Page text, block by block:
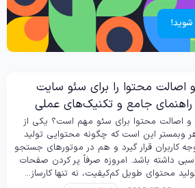
اصالت محتوا را برای سئو سایت
جامع و تکنیک‌های عملی
و اصالت محتوا برای سئو مهم است؟ یکی از
این است که چگونه محتوایی تولید
کاربران قرار گیرد و هم در موتورهای جستجو
داشته باشد. امروزه صرفاً پر کردن صفحات
محتوای طویل کم‌کیفیت، نه تنها کارساز...